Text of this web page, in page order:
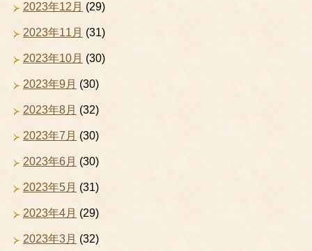
2023年12月 (29)
2023年11月 (31)
2023年10月 (30)
2023年9月 (30)
2023年8月 (32)
2023年7月 (30)
2023年6月 (30)
2023年5月 (31)
2023年4月 (29)
2023年3月 (32)